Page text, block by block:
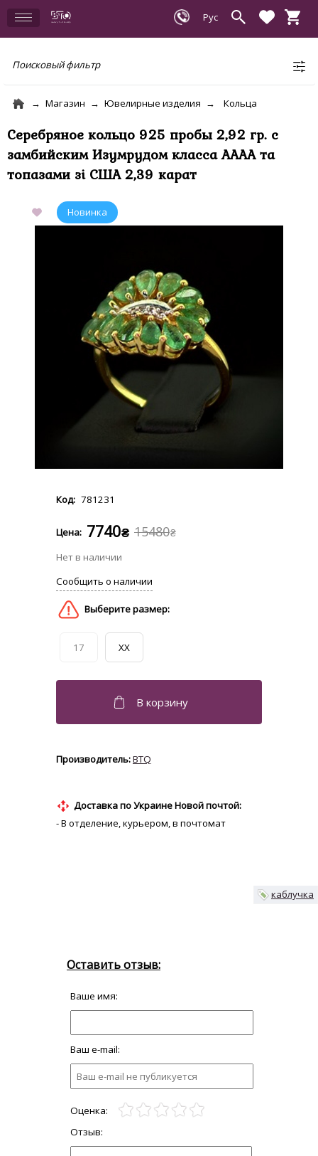
Поисковый фильтр
Магазин Ювелирные изделия Кольца
Серебряное кольцо 925 пробы 2,92 гр. с
замбийским Изумрудом класса АААА та
топазами зі США 2,39 карат
781231
15480₴
7740₴
17 XX
BTQ
Доставка по Украине Новой почтой:
- В отделение, курьером, в почтомат
каблучка